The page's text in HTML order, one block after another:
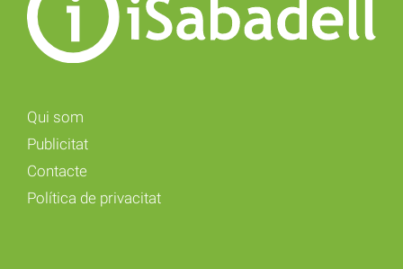
Qui som
Publicitat
Contacte
Política de privacitat